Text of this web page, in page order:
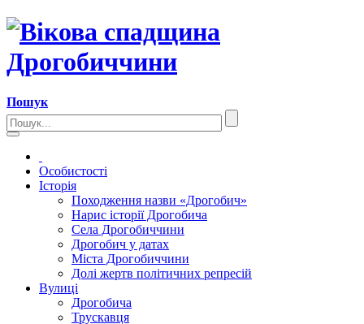
Пошук
Особистості
Історія
Походження назви «Дрогобич»
Нарис історії Дрогобича
Села Дрогобиччини
Дрогобич у датах
Міста Дрогобиччини
Долі жертв політичних репресій
Вулиці
Дрогобича
Трускавця